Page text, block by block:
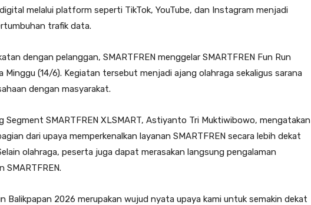
melalui platform seperti TikTok, YouTube, dan Instagram menjadi
trafik data.
dengan pelanggan, SMARTFREN menggelar SMARTFREN Fun Run
Minggu (14/6). Kegiatan tersebut menjadi ajang olahraga sekaligus sarana
dengan masyarakat.
Segment SMARTFREN XLSMART, Astiyanto Tri Muktiwibowo, mengatakan
dari upaya memperkenalkan layanan SMARTFREN secara lebih dekat
olahraga, peserta juga dapat merasakan langsung pengalaman
SMARTFREN.
Balikpapan 2026 merupakan wujud nyata upaya kami untuk semakin dekat